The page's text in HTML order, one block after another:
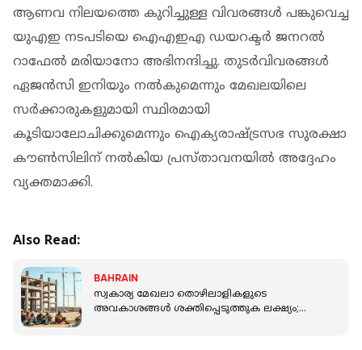
ആണവ നിലയത്തെ കുറിച്ചുള്ള വിവരങ്ങള്‍ പങ്കുവെച്ച
യുഎഇ നടപടിയെ ഐഎഇഎ ഡയറക്ടര്‍ ജനറല്‍
റാഫേല്‍ മരിയാനോ അഭിനന്ദിച്ചു. തുടര്‍വിവരങ്ങള്‍
ഏജന്‍സി ഇനിയും നല്‍കുമെന്നും മേഖലയിലെ
സര്‍ക്കാരുകളുമായി സ്ഥിരമായി
കൂടിയാലോചിക്കുമെന്നും ഐക്യരാഷ്ട്രസഭ സുരക്ഷാ
കൗണ്‍സിലിന് നല്‍കിയ പ്രസ്താവനയില്‍ അദ്ദേഹം
വ്യക്തമാക്കി.
Also Read:
BAHRAIN
സ്വകാര്യ മേഖലാ തൊഴിലാളികളുടെ
അവകാശങ്ങൾ ശക്തിപ്പെടുത്തുക ലക്ഷ്യം;